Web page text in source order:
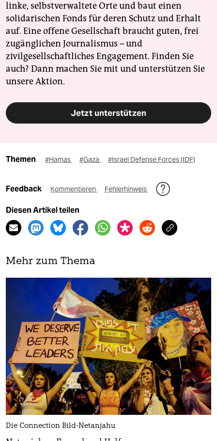
linke, selbstverwaltete Orte und baut einen
solidarischen Fonds für deren Schutz und Erhalt
auf. Eine offene Gesellschaft braucht guten, frei
zugänglichen Journalismus – und
zivilgesellschaftliches Engagement. Finden Sie
auch? Dann machen Sie mit und unterstützen Sie
unsere Aktion.
Jetzt unterstützen
Themen #Hamas #Gaza #Israel Defense Forces (IDF)
Feedback Kommentieren Fehlerhinweis
Diesen Artikel teilen
Mehr zum Thema
Die Connection Bild-Netanjahu